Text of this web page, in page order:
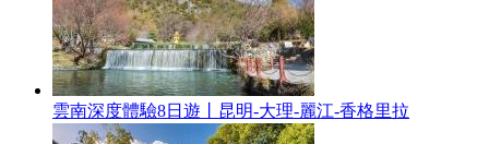
雲南深度體驗8日遊丨昆明-大理-麗江-香格里拉